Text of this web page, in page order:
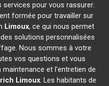
pour vous rassurer.
formée pour travailler sur
Limoux, ce qui nous permet
solutions personnalisées
Nous sommes à votre
vos questions et vous
et l'entretien de
Limoux. Les habitants de